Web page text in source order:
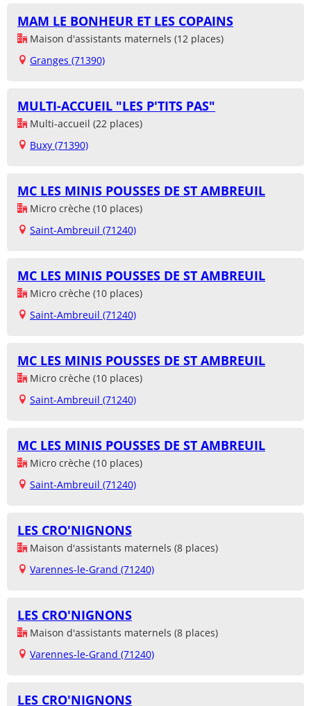
MAM LE BONHEUR ET LES COPAINS
Maison d'assistants maternels (12 places)
Granges (71390)
MULTI-ACCUEIL "LES P'TITS PAS"
Multi-accueil (22 places)
Buxy (71390)
MC LES MINIS POUSSES DE ST AMBREUIL
Micro crèche (10 places)
Saint-Ambreuil (71240)
MC LES MINIS POUSSES DE ST AMBREUIL
Micro crèche (10 places)
Saint-Ambreuil (71240)
MC LES MINIS POUSSES DE ST AMBREUIL
Micro crèche (10 places)
Saint-Ambreuil (71240)
MC LES MINIS POUSSES DE ST AMBREUIL
Micro crèche (10 places)
Saint-Ambreuil (71240)
LES CRO'NIGNONS
Maison d'assistants maternels (8 places)
Varennes-le-Grand (71240)
LES CRO'NIGNONS
Maison d'assistants maternels (8 places)
Varennes-le-Grand (71240)
LES CRO'NIGNONS